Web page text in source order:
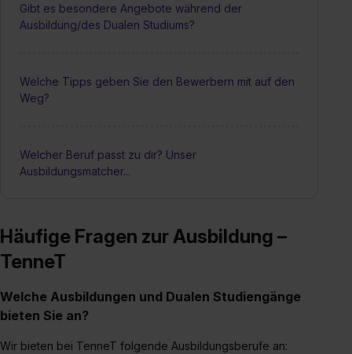
Gibt es besondere Angebote während der
Ausbildung/des Dualen Studiums?
Welche Tipps geben Sie den Bewerbern mit auf den
Weg?
Welcher Beruf passt zu dir? Unser
Ausbildungsmatcher...
Häufige Fragen zur Ausbildung –
TenneT
Welche Ausbildungen und Dualen Studiengänge
bieten Sie an?
Wir bieten bei TenneT folgende Ausbildungsberufe an: